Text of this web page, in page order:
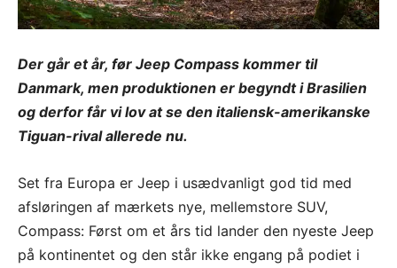
Der går et år, før Jeep Compass kommer til
Danmark, men produktionen er begyndt i Brasilien
og derfor får vi lov at se den italiensk-amerikanske
Tiguan-rival allerede nu.
Set fra Europa er Jeep i usædvanligt god tid med
afsløringen af mærkets nye, mellemstore SUV,
Compass: Først om et års tid lander den nyeste Jeep
på kontinentet og den står ikke engang på podiet i